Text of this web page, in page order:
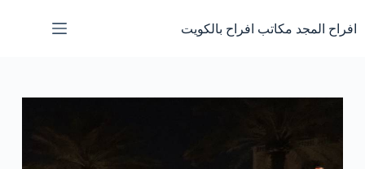
إلى
المحتوى
افراح المجد مكاتب افراح بالكويت